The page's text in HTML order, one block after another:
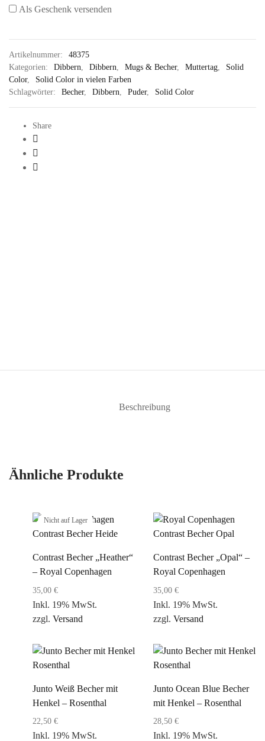
Als Geschenk versenden
Artikelnummer:
48375
Kategorien:
Dibbern, Dibbern, Mugs & Becher, Muttertag,
Solid
Color,
Solid Color in vielen Farben
Schlagwörter:
Becher, Dibbern, Puder, Solid Color
Share
Beschreibung
Ähnliche Produkte
Nicht auf Lager
Contrast Becher „Heather“
– Royal Copenhagen
35,00 €
Inkl. 19% MwSt.
zzgl. Versand
Contrast Becher „Opal“ –
Royal Copenhagen
35,00 €
Inkl. 19% MwSt.
zzgl. Versand
Junto Weiß Becher mit
Henkel – Rosenthal
22,50 €
Inkl. 19% MwSt.
Junto Ocean Blue Becher
mit Henkel – Rosenthal
28,50 €
Inkl. 19% MwSt.